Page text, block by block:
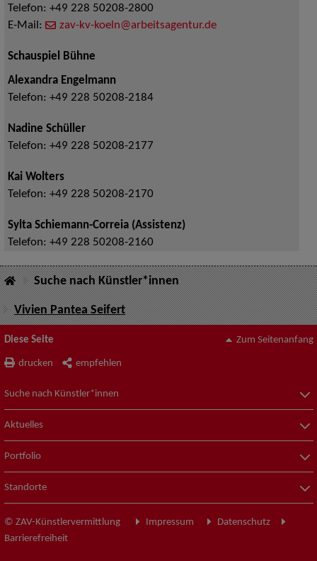
Telefon: +49 228 50208-2800
E-Mail:
zav-kv-koeln@arbeitsagentur.de
Schauspiel Bühne
Alexandra Engelmann
Telefon: +49 228 50208-2184
Nadine Schüller
Telefon: +49 228 50208-2177
Kai Wolters
Telefon: +49 228 50208-2170
Sylta Schiemann-Correia (Assistenz)
Telefon: +49 228 50208-2160
Suche nach Künstler*innen
Vivien Pantea Seifert
Diese Seite
drucken empfehlen
Zum Seitenanfang
Suche nach Künstler*innen
Aktuelles
Portfolio
Standorte
© ZAV-Künstlervermittlung Impressum
Datenschutz
Barrierefreiheit